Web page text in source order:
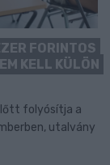
FORINTOS
KELL KÜLÖN
folyósítja a
utalvány